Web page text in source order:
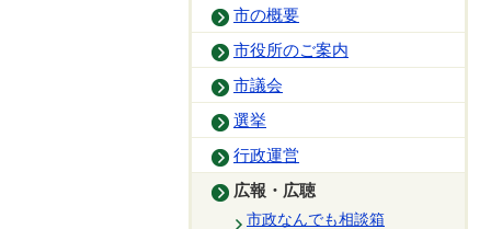
市の概要
市役所のご案内
市議会
選挙
行政運営
広報・広聴
市政なんでも相談箱